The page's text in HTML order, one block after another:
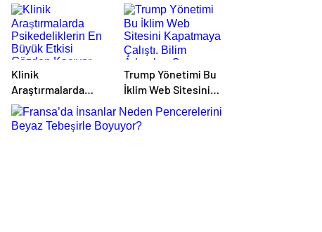
Klinik
Araştırmalarda
Psikedeliklerin En
Büyük Etkisi
Gözden Kaçıyor
Trump Yönetimi Bu
İklim Web Sitesini
Kapatmaya Çalıştı.
Bilim Adamları Onu